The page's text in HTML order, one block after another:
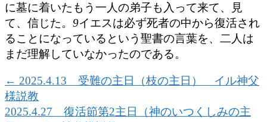
に墓に着いたもう一人の弟子も入って来て、見
て、信じた。 9イエスは必ず死者の中から復活され
ることになっているという聖書の言葉を、二人は
まだ理解していなかったのである。
← 2025.4.13 受難の主日（枝の主日） イル神父
様説教
2025.4.27 復活節第2主日（神のいつくしみの主